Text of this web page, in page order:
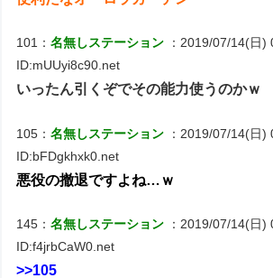
101：名無しステーション
：2019/07/14(日)
ID:mUUyi8c90.net
いったん引くぞでその能力使うのかｗ
105：名無しステーション
：2019/07/14(日)
ID:bFDgkhxk0.net
悪役の撤退ですよね…ｗ
145：名無しステーション
：2019/07/14(日)
ID:f4jrbCaW0.net
>>105